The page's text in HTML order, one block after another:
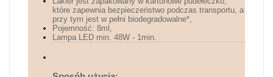
które zapewnia bezpieczeństwo podczas transportu, a
przy tym jest w pełni biodegradowalne*,
Pojemność: 8ml,
Lampa LED min. 48W - 1min.